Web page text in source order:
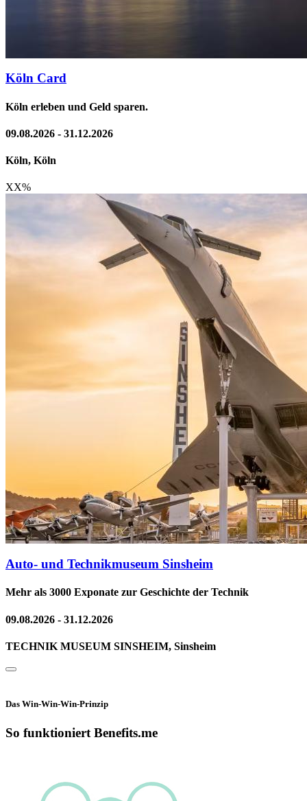
Köln Card
Köln erleben und Geld sparen.
09.08.2026 - 31.12.2026
Köln, Köln
XX%
Auto- und Technikmuseum Sinsheim
Mehr als 3000 Exponate zur Geschichte der Technik
09.08.2026 - 31.12.2026
TECHNIK MUSEUM SINSHEIM, Sinsheim
Das Win-Win-Win-Prinzip
So funktioniert Benefits.me